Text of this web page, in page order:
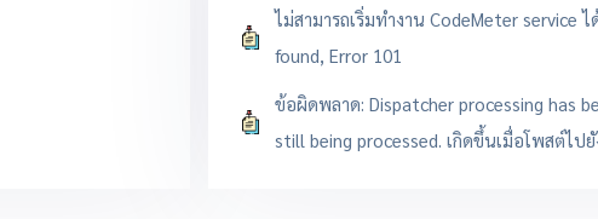
ไม่สามารถเริ่มทำงาน CodeMeter service
found, Error 101
ข้อผิดพลาด: Dispatcher processing has
still being processed. เกิดขึ้นเมื่อโพสต์ไป